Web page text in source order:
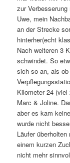
zur
Uwe, mein
an der Strecke
hinterher(echt
Nach weiteren 3
schwindet. So
sich so an, als
Kilometer 24
Marc & Joline.
aber es kam
wurde nicht
Läufer
einem kurzen
nicht mehr